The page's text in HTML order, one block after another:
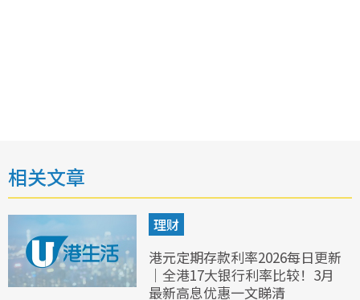
相关文章
理财
港元定期存款利率2026每日更新
｜全港17大银行利率比较！3月
最新高息优惠一文睇清